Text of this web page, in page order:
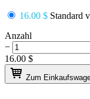
16.00 $ Standard
Anzahl
−
16.00 $
Zum